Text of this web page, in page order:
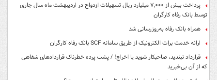
پرداخت بیش از ۷,۰۰۰ میلیارد ریال تسهیلات ازدواج در اردیبهشت ماه سال جاری
توسط بانک رفاه کارگران
همراه بانک رفاه به‌روزرسانی شد
ارائه خدمت برات الکترونیک از طریق سامانه SCF بانک رفاه کارگران
قرارداد نبندید، صاحبکار شوید یا اخراج! / پشت پرده خطرناک قراردادهای شفاهی
که از آن بی‌خبرید